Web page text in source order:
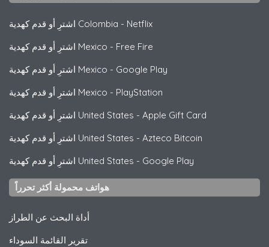
اشترِ أو قدم كهدية Colombia - Netflix
اشترِ أو قدم كهدية Mexico - Free Fire
اشترِ أو قدم كهدية Mexico - Google Play
اشترِ أو قدم كهدية Mexico - PlayStation
اشترِ أو قدم كهدية United States - Apple Gift Card
اشترِ أو قدم كهدية United States - Azteco Bitcoin
اشترِ أو قدم كهدية United States - Google Play
هواتف محمولة أكثر تحرراً
أداة البحث عن الطراز
تقرير القائمة السوداء